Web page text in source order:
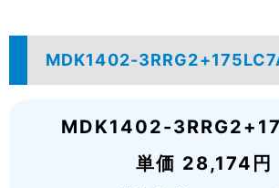
MDK1402-
MDK1402-
単価 28,174円